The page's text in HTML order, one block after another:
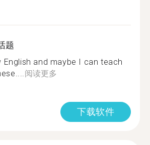
题
English and maybe I can teach
阅读更多
下载软件